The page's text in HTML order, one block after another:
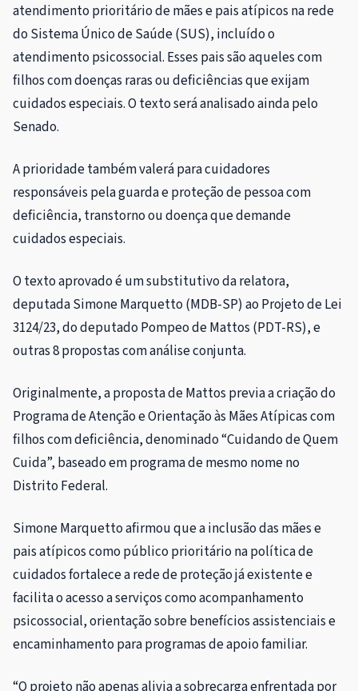
atendimento prioritário de mães e pais atípicos na rede
do Sistema Único de Saúde (SUS), incluído o
atendimento psicossocial. Esses pais são aqueles com
filhos com doenças raras ou deficiências que exijam
cuidados especiais. O texto será analisado ainda pelo
Senado.
A prioridade também valerá para cuidadores
responsáveis pela guarda e proteção de pessoa com
deficiência, transtorno ou doença que demande
cuidados especiais.
O texto aprovado é umsubstitutivoda relatora,
deputada Simone Marquetto (MDB-SP) ao Projeto de Lei
3124/23, do deputado Pompeo de Mattos (PDT-RS), e
outras 8 propostas com análise conjunta.
Originalmente, a proposta de Mattos previa a criação do
Programa de Atenção e Orientação às Mães Atípicas com
filhos com deficiência, denominado “Cuidando de Quem
Cuida”, baseado em programa de mesmo nome no
Distrito Federal.
Simone Marquetto afirmou que a inclusão das mães e
pais atípicos como público prioritário na política de
cuidados fortalece a rede de proteção já existente e
facilita o acesso a serviços como acompanhamento
psicossocial, orientação sobre benefícios assistenciais e
encaminhamento para programas de apoio familiar.
“O projeto não apenas alivia a sobrecarga enfrentada por